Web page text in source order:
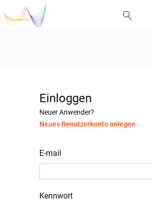
Einloggen
Neuer Anwender?
Neues Benutzerkonto anlegen
E-mail
Kennwort